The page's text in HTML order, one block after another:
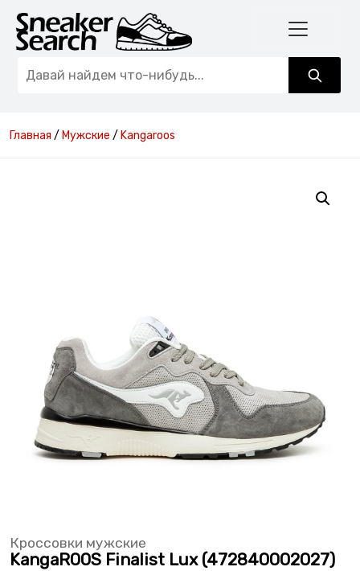
Главная / Мужские / Kangaroos
Кроссовки мужские
KangaROOS Finalist Lux (472840002027)